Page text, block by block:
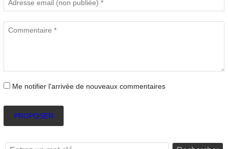
Me notifier l'arrivée de nouveaux commentaires
PROPOSER